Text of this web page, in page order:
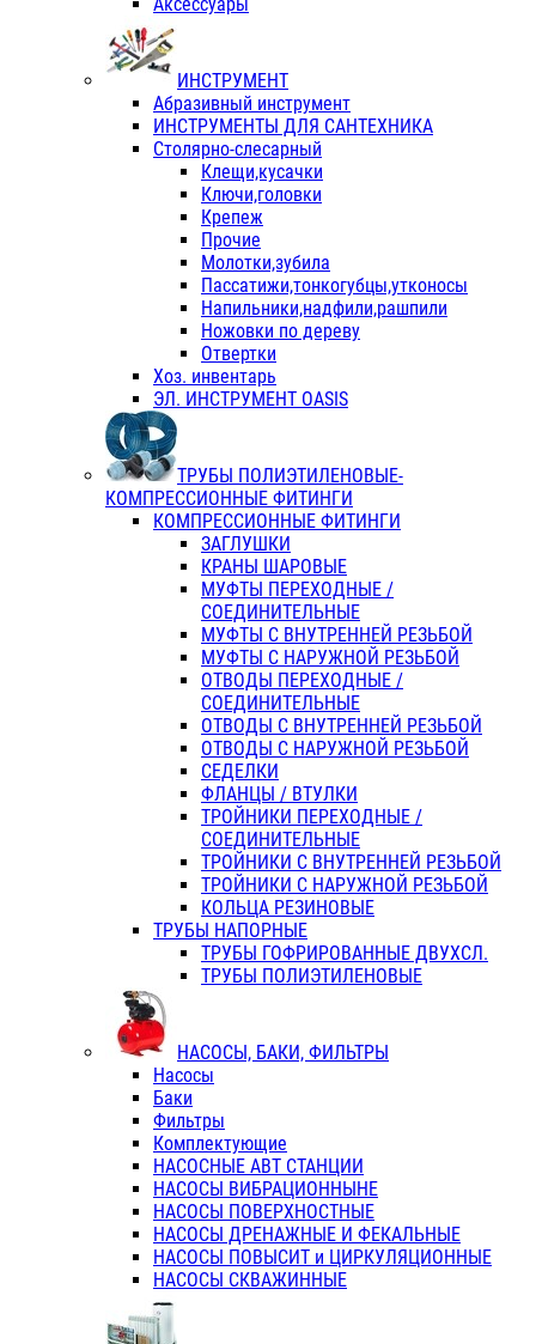
ИНСТРУМЕНТ
Абразивный инструмент
ИНСТРУМЕНТЫ ДЛЯ САНТЕХНИКА
Столярно-слесарный
Клещи,кусачки
Ключи,головки
Крепеж
Прочие
Молотки,зубила
Пассатижи,тонкогубцы,утконосы
Напильники,надфили,рашпили
Ножовки по дереву
Отвертки
Хоз. инвентарь
ЭЛ. ИНСТРУМЕНТ OASIS
ТРУБЫ ПОЛИЭТИЛЕНОВЫЕ-
КОМПРЕССИОННЫЕ ФИТИНГИ
КОМПРЕССИОННЫЕ ФИТИНГИ
ЗАГЛУШКИ
КРАНЫ ШАРОВЫЕ
МУФТЫ ПЕРЕХОДНЫЕ /
СОЕДИНИТЕЛЬНЫЕ
МУФТЫ С ВНУТРЕННЕЙ РЕЗЬБОЙ
МУФТЫ С НАРУЖНОЙ РЕЗЬБОЙ
ОТВОДЫ ПЕРЕХОДНЫЕ /
СОЕДИНИТЕЛЬНЫЕ
ОТВОДЫ С ВНУТРЕННЕЙ РЕЗЬБОЙ
ОТВОДЫ С НАРУЖНОЙ РЕЗЬБОЙ
СЕДЕЛКИ
ФЛАНЦЫ / ВТУЛКИ
ТРОЙНИКИ ПЕРЕХОДНЫЕ /
СОЕДИНИТЕЛЬНЫЕ
ТРОЙНИКИ С ВНУТРЕННЕЙ РЕЗЬБОЙ
ТРОЙНИКИ С НАРУЖНОЙ РЕЗЬБОЙ
КОЛЬЦА РЕЗИНОВЫЕ
ТРУБЫ НАПОРНЫЕ
ТРУБЫ ГОФРИРОВАННЫЕ ДВУХСЛ.
ТРУБЫ ПОЛИЭТИЛЕНОВЫЕ
НАСОСЫ, БАКИ, ФИЛЬТРЫ
Насосы
Баки
Фильтры
Комплектующие
НАСОСНЫЕ АВТ СТАНЦИИ
НАСОСЫ ВИБРАЦИОННЫНЕ
НАСОСЫ ПОВЕРХНОСТНЫЕ
НАСОСЫ ДРЕНАЖНЫЕ И ФЕКАЛЬНЫЕ
НАСОСЫ ПОВЫСИТ и ЦИРКУЛЯЦИОННЫЕ
НАСОСЫ СКВАЖИННЫЕ